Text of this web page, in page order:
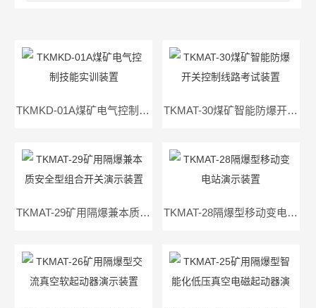
TKMKD-01A煤矿电气控制技能实训装置 TKMAT-30煤矿智能防爆开关控制线路考试装置
TKMAT-29矿用隔爆兼本质安全型组合开关演示装置（四组合） TKMAT-28隔爆型移动变电站演示装置